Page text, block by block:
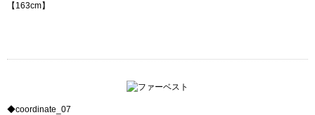
【163cm】
◆coordinate_07